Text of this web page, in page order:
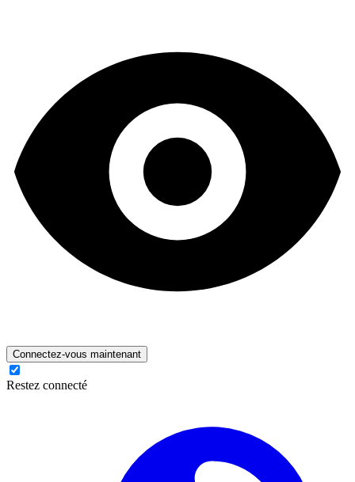
Connectez-vous maintenant
Restez connecté